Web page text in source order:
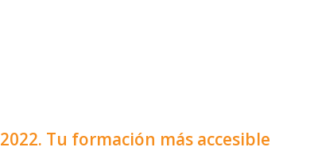
Tu formación más accesible